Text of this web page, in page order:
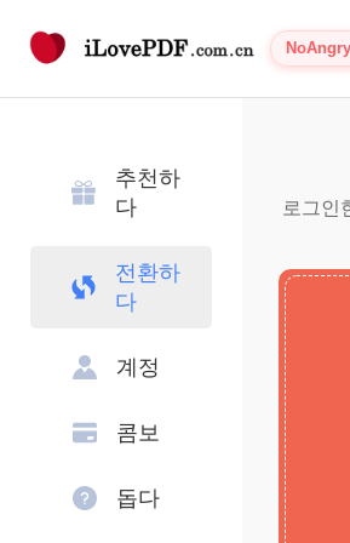
추천하
다
전환하
다
계정
콤보
돕다
로그인